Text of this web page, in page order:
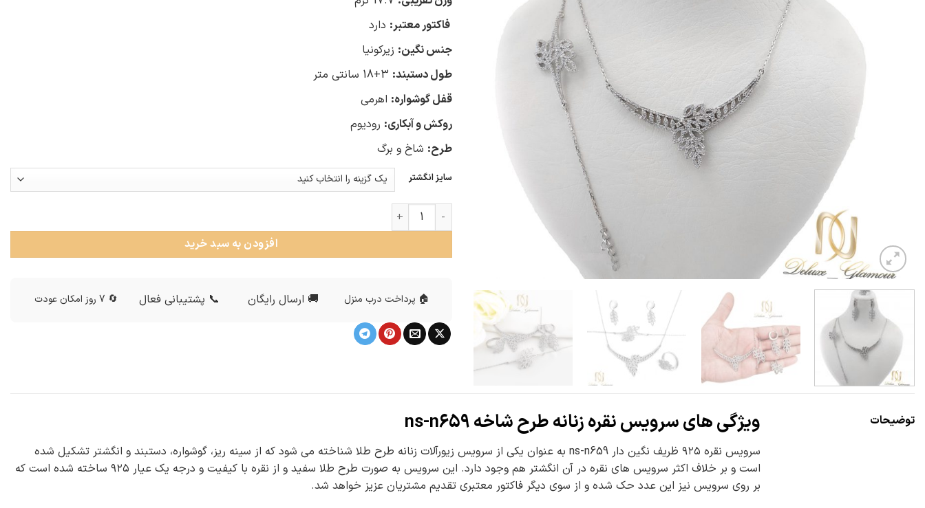
فاکتور معتبر: دارد
جنس نگین: زیرکونیا
طول دستبند:
قفل گوشواره: اهرمی
روکش و آبکاری: رودیوم
طرح: شاخ و برگ
سایز انگشتر
سرویس نقره 925 ظریف نگین دار ns-n659 عدد
افزودن به سبد خرید
🏠 پرداخت درب منزل 🚚 ارسال رایگان 📞 پشتیبانی فعال 🔄 7 روز امکان عودت
توضیحات ویژگی های سرویس نقره زنانه طرح شاخه ns-n659
سرویس نقره ۹۲۵ ظریف نگین دار ns-n659 به عنوان یکی از سرویس زیورآلات زنانه طرح طلا شناخته می شود که از سینه ریز، گوشواره، دستبند و انگشتر تشکیل شده
است و بر خلاف اکثر سرویس های نقره در آن انگشتر هم وجود دارد. این سرویس به صورت طرح طلا سفید و از نقره با کیفیت و درجه یک عیار ۹۲۵ ساخته شده است که
بر روی سرویس نیز این عدد حک شده و از سوی دیگر فاکتور معتبری تقدیم مشتریان عزیز خواهد شد.